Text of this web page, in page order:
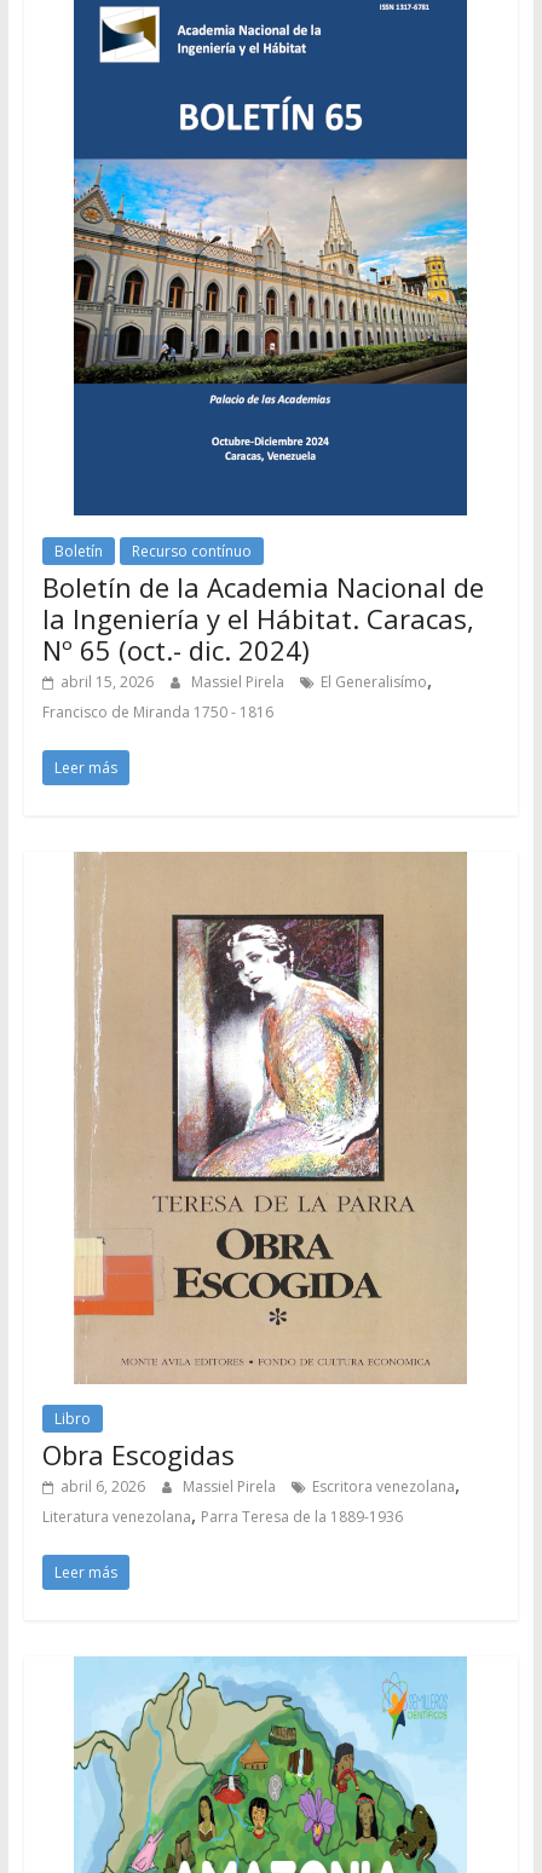
Boletín Recurso contínuo
Boletín de la Academia Nacional de
la Ingeniería y el Hábitat. Caracas,
Nº 65 (oct.- dic. 2024)
abril 15, 2026 Massiel Pirela El Generalisímo,
Francisco de Miranda 1750 - 1816
Leer más
Libro
Obra Escogidas
abril 6, 2026 Massiel Pirela Escritora venezolana,
Literatura venezolana, Parra Teresa de la 1889-1936
Leer más